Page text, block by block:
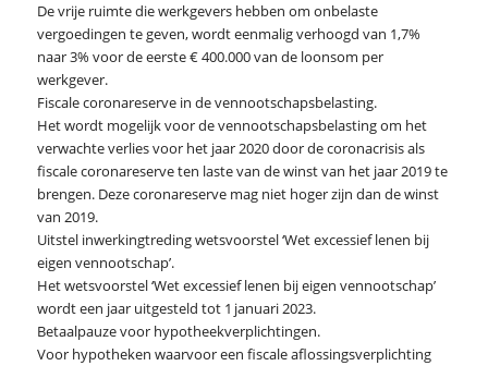
De vrije ruimte die werkgevers hebben om onbelaste
vergoedingen te geven, wordt eenmalig verhoogd van 1,7%
naar 3% voor de eerste € 400.000 van de loonsom per
werkgever.
Fiscale coronareserve in de vennootschapsbelasting.
Het wordt mogelijk voor de vennootschapsbelasting om het
verwachte verlies voor het jaar 2020 door de coronacrisis als
fiscale coronareserve ten laste van de winst van het jaar 2019 te
brengen. Deze coronareserve mag niet hoger zijn dan de winst
van 2019.
Uitstel inwerkingtreding wetsvoorstel ‘Wet excessief lenen bij
eigen vennootschap’.
Het wetsvoorstel ‘Wet excessief lenen bij eigen vennootschap’
wordt een jaar uitgesteld tot 1 januari 2023.
Betaalpauze voor hypotheekverplichtingen.
Voor hypotheken waarvoor een fiscale aflossingsverplichting